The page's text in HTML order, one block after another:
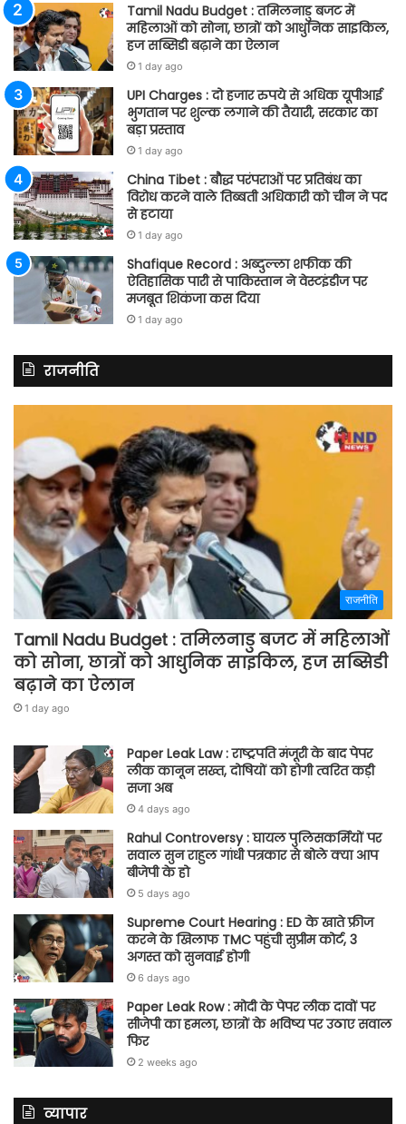
Tamil Nadu Budget : तमिलनाडु बजट में
महिलाओं को सोना, छात्रों को आधुनिक साइकिल,
हज सब्सिडी बढ़ाने का ऐलान
1 day ago
UPI Charges : दो हजार रुपये से अधिक यूपीआई
भुगतान पर शुल्क लगाने की तैयारी, सरकार का
बड़ा प्रस्ताव
1 day ago
China Tibet : बौद्ध परंपराओं पर प्रतिबंध का
विरोध करने वाले तिब्बती अधिकारी को चीन ने पद
से हटाया
1 day ago
Shafique Record : अब्दुल्ला शफीक की
ऐतिहासिक पारी से पाकिस्तान ने वेस्टइंडीज पर
मजबूत शिकंजा कस दिया
1 day ago
राजनीति
राजनीति
Tamil Nadu Budget : तमिलनाडु बजट में महिलाओं
को सोना, छात्रों को आधुनिक साइकिल, हज सब्सिडी
बढ़ाने का ऐलान
1 day ago
Paper Leak Law : राष्ट्रपति मंजूरी के बाद पेपर
लीक कानून सख्त, दोषियों को होगी त्वरित कड़ी
सजा अब
4 days ago
Rahul Controversy : घायल पुलिसकर्मियों पर
सवाल सुन राहुल गांधी पत्रकार से बोले क्या आप
बीजेपी के हो
5 days ago
Supreme Court Hearing : ED के खाते फ्रीज
करने के खिलाफ TMC पहुंची सुप्रीम कोर्ट, 3
अगस्त को सुनवाई होगी
6 days ago
Paper Leak Row : मोदी के पेपर लीक दावों पर
सीजेपी का हमला, छात्रों के भविष्य पर उठाए सवाल
फिर
2 weeks ago
व्यापार